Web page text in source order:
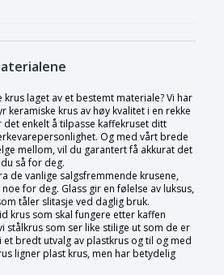
laget av et bestemt materiale? Vi har
keramiske krus av høy kvalitet i en rekke
enkelt å tilpasse kaffekruset ditt
Og med vårt brede
mellom, vil du garantert få akkurat det
så for deg.
de vanlige salgsfremmende krusene,
for deg. Glass gir en følelse av luksus,
tåler slitasje ved daglig bruk.
krus som skal fungere etter kaffen
stålkrus som ser like stilige ut som de er
et bredt utvalg av plastkrus og til og med
ligner plast krus, men har betydelig